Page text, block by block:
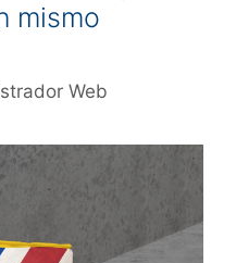
mismo
Web